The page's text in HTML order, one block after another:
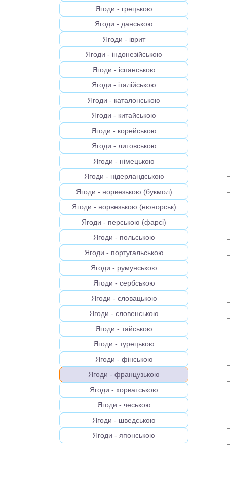
Ягоди - грецькою
Ягоди - данською
Ягоди - іврит
Ягоди - індонезійською
Ягоди - іспанською
Ягоди - італійською
Ягоди - каталонською
Ягоди - китайською
Ягоди - корейською
Ягоди - литовською
Ягоди - німецькою
Ягоди - нідерландською
Ягоди - норвезькою (букмол)
Ягоди - норвезькою (нюнорськ)
Ягоди - перською (фарсі)
Ягоди - польською
Ягоди - португальською
Ягоди - румунською
Ягоди - сербською
Ягоди - словацькою
Ягоди - словенською
Ягоди - тайською
Ягоди - турецькою
Ягоди - фінською
Ягоди - французькою
Ягоди - хорватською
Ягоди - чеською
Ягоди - шведською
Ягоди - японською